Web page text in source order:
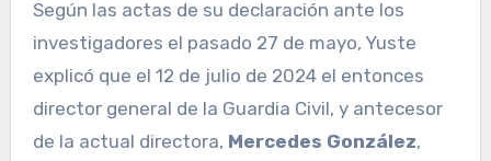
Según las actas de su declaración ante los
investigadores el pasado 27 de mayo, Yuste
explicó que el 12 de julio de 2024 el entonces
director general de la Guardia Civil, y antecesor
de la actual directora, Mercedes González,